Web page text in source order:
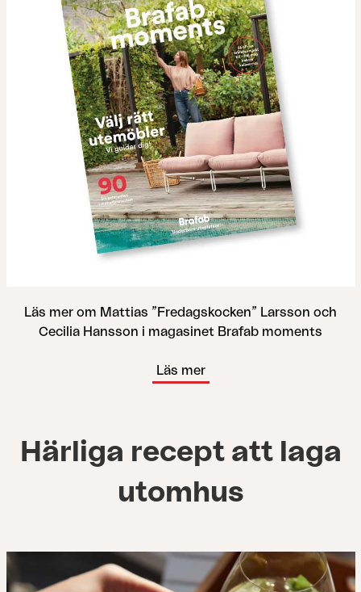
Läs mer om Mattias ”Fredagskocken” Larsson och
Cecilia Hansson i magasinet Brafab moments
Läs mer
Härliga recept att laga
utomhus